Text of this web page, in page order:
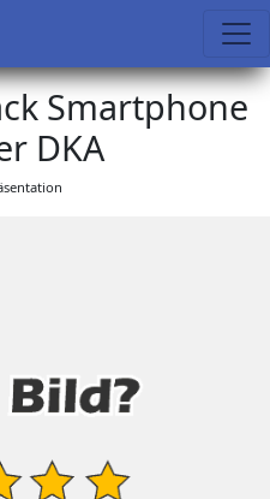
Smartphone
DKA